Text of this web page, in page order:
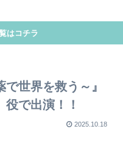
はコチラ
で世界を救う～』
で出演！！
2025.10.18